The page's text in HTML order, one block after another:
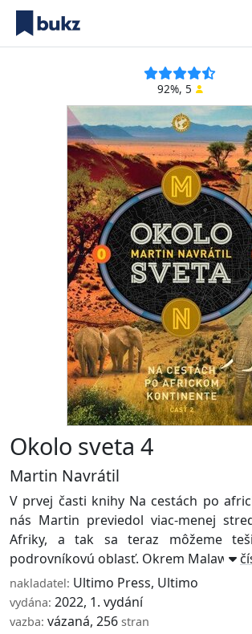
92%, 5
Okolo sveta 4
Martin Navrátil
V prvej časti knihy Na cestách po
nás Martin previedol viac-menej
Afriky, a tak sa teraz môžeme
podrovníkovú oblasť. Okrem Malawi,
nakladatel: Ultimo Press, Ultimo
vydána: 2022, 1. vydání
vazba: vázaná, 256 stran